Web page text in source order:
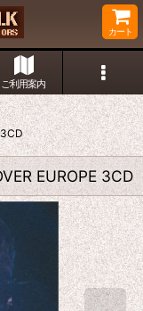
カート
ご利用案内
EUROPE 3CD